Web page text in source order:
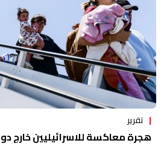
تقرير
هجرة معاكسة للاسرائيليين خارج